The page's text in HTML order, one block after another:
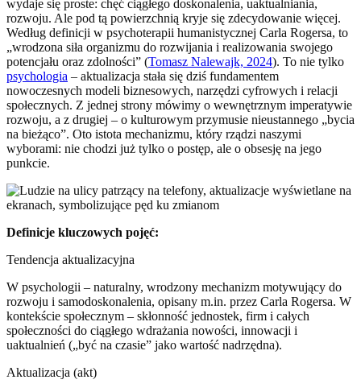
wydaje się proste: chęć ciągłego doskonalenia, uaktualniania,
rozwoju. Ale pod tą powierzchnią kryje się zdecydowanie więcej.
Według definicji w psychoterapii humanistycznej Carla Rogersa, to
„wrodzona siła organizmu do rozwijania i realizowania swojego
potencjału oraz zdolności” (Tomasz Nalewajk, 2024). To nie tylko
psychologia – aktualizacja stała się dziś fundamentem
nowoczesnych modeli biznesowych, narzędzi cyfrowych i relacji
społecznych. Z jednej strony mówimy o wewnętrznym imperatywie
rozwoju, a z drugiej – o kulturowym przymusie nieustannego „bycia
na bieżąco”. Oto istota mechanizmu, który rządzi naszymi
wyborami: nie chodzi już tylko o postęp, ale o obsesję na jego
punkcie.
Definicje kluczowych pojęć:
Tendencja aktualizacyjna
W psychologii – naturalny, wrodzony mechanizm motywujący do
rozwoju i samodoskonalenia, opisany m.in. przez Carla Rogersa. W
kontekście społecznym – skłonność jednostek, firm i całych
społeczności do ciągłego wdrażania nowości, innowacji i
uaktualnień („być na czasie” jako wartość nadrzędna).
Aktualizacja (akt)